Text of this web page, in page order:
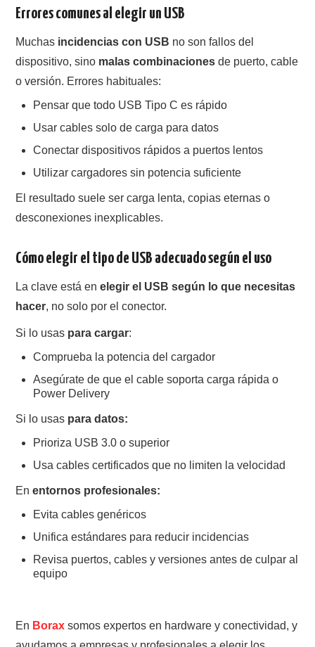
Errores comunes al elegir un USB
Muchas incidencias con USB no son fallos del
dispositivo, sino malas combinaciones de puerto, cable
o versión. Errores habituales:
Pensar que todo USB Tipo C es rápido
Usar cables solo de carga para datos
Conectar dispositivos rápidos a puertos lentos
Utilizar cargadores sin potencia suficiente
El resultado suele ser carga lenta, copias eternas o
desconexiones inexplicables.
Cómo elegir el tipo de USB adecuado según el uso
La clave está enelegir el USB según lo que necesitas
hacer, no solo por el conector.
Si lo usas para cargar:
Comprueba la potencia del cargador
Asegúrate de que el cable soporta carga rápida o
Power Delivery
Si lo usas para datos:
Prioriza USB 3.0 o superior
Usa cables certificados que no limiten la velocidad
Enentornos profesionales:
Evita cables genéricos
Unifica estándares para reducir incidencias
Revisa puertos, cables y versiones antes de culpar al
equipo
En Boraxsomos expertos en hardware y conectividad, y